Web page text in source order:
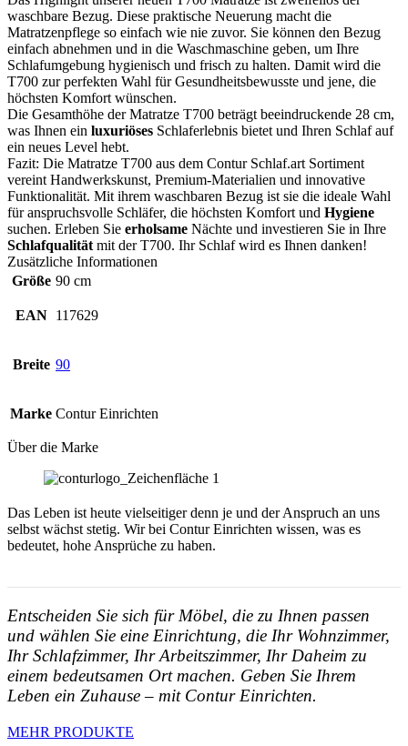
waschbare Bezug. Diese praktische Neuerung macht die
Matratzenpflege so einfach wie nie zuvor. Sie können den Bezug
einfach abnehmen und in die Waschmaschine geben, um Ihre
Schlafumgebung hygienisch und frisch zu halten. Damit wird die
T700 zur perfekten Wahl für Gesundheitsbewusste und jene, die
höchsten Komfort wünschen.
Die Gesamthöhe der Matratze T700 beträgt beeindruckende 28 cm,
was Ihnen ein luxuriöses Schlaferlebnis bietet und Ihren Schlaf auf
ein neues Level hebt.
Fazit: Die Matratze T700 aus dem Contur Schlaf.art Sortiment
vereint Handwerkskunst, Premium-Materialien und innovative
Funktionalität. Mit ihrem waschbaren Bezug ist sie die ideale Wahl
für anspruchsvolle Schläfer, die höchsten Komfort und Hygiene
suchen. Erleben Sie erholsame Nächte und investieren Sie in Ihre
Schlafqualität mit der T700. Ihr Schlaf wird es Ihnen danken!
Zusätzliche Informationen
Größe 90 cm
EAN 117629
Breite 90
Marke Contur Einrichten
Über die Marke
Das Leben ist heute vielseitiger denn je und der Anspruch an uns
selbst wächst stetig. Wir bei Contur Einrichten wissen, was es
bedeutet, hohe Ansprüche zu haben.
Entscheiden Sie sich für Möbel, die zu Ihnen passen
und wählen Sie eine Einrichtung, die Ihr Wohnzimmer,
Ihr Schlafzimmer, Ihr Arbeitszimmer, Ihr Daheim zu
einem bedeutsamen Ort machen. Geben Sie Ihrem
Leben ein Zuhause – mit Contur Einrichten.
MEHR PRODUKTE